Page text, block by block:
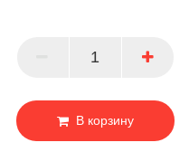
В корзину